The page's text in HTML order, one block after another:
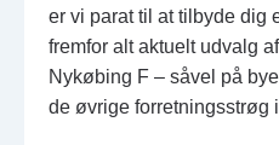
er vi parat til at tilbyde dig
fremfor alt aktuelt udvalg
Nykøbing F – såvel på
de øvrige forretningsstrøg